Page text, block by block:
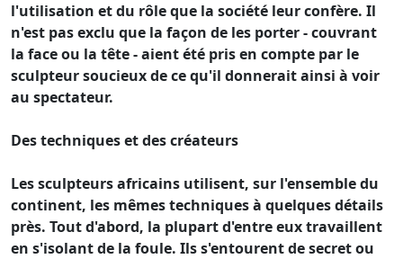
l'utilisation et du rôle que la société leur confère. Il
n'est pas exclu que la façon de les porter - couvrant
la face ou la tête - aient été pris en compte par le
sculpteur soucieux de ce qu'il donnerait ainsi à voir
au spectateur.
Des techniques et des créateurs
Les sculpteurs africains utilisent, sur l'ensemble du
continent, les mêmes techniques à quelques détails
près. Tout d'abord, la plupart d'entre eux travaillent
en s'isolant de la foule. Ils s'entourent de secret ou